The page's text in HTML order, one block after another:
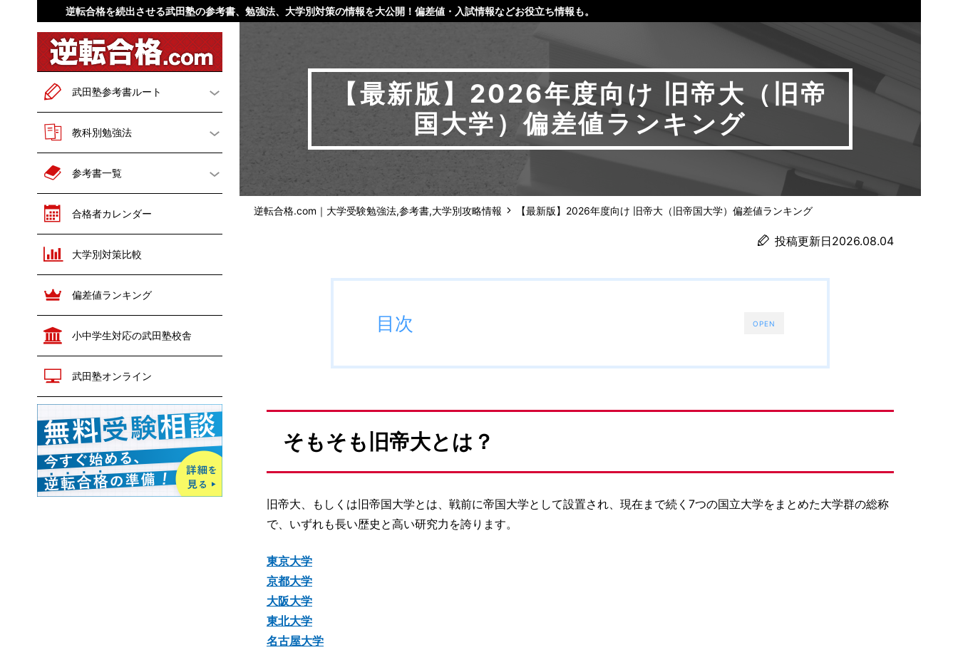
逆転合格を続出させる武田塾の参考書、勉強法、大学別対策の情報を大公開！偏差値・入試情報などお役立ち情報も。
【最新版】2026年度向け 旧帝大（旧帝
国大学）偏差値ランキング
逆転合格.com｜大学受験勉強法,参考書,大学別攻略情報 【最新版】2026年度向け 旧帝大（旧帝国大学）偏差値ランキング
投稿更新日2026.08.04
OPEN
目次
そもそも旧帝大とは？
旧帝大、もしくは旧帝国大学とは、戦前に帝国大学として設置され、現在まで続く7つの国立大学をまとめた大学群の総称
で、いずれも長い歴史と高い研究力を誇ります。
東京大学
京都大学
大阪大学
東北大学
名古屋大学
武田塾参考書ルート
一般二次試験対策
英語
理系数学 現代文
世界史
化学 物理
共通テスト対策
英語 数学
現代文 古文
漢文 世界史
教科別勉強法
勉強法概論
数学 国語
地理
化学 物理
参考書一覧
英語
国語 世界史
地理
政治経済
化学 物理
情報Ⅰ 小論文
合格者カレンダー
大学別対策比較
偏差値ランキング
小中学生対応の武田塾校舎
武田塾オンライン